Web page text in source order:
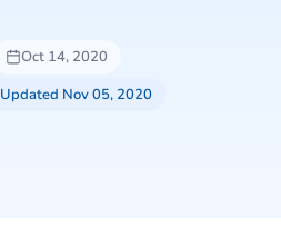
Oct 14, 2020
Updated Nov 05, 2020